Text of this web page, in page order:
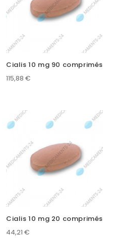
Cialis 10 mg 90 comprimés
115,88 €
Cialis 10 mg 20 comprimés
44,21 €